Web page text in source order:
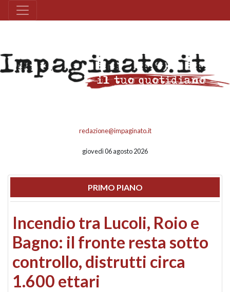
redazione@impaginato.it
giovedì 06 agosto 2026
PRIMO PIANO
Incendio tra Lucoli, Roio e
Bagno: il fronte resta sotto
controllo, distrutti circa
1.600 ettari